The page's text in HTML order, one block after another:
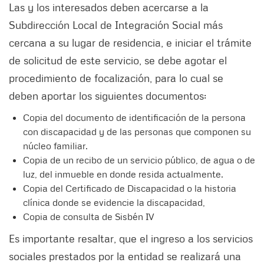
Las y los interesados deben acercarse a la
Subdirección Local de Integración Social más
cercana a su lugar de residencia, e iniciar el trámite
de solicitud de este servicio, se debe agotar el
procedimiento de focalización, para lo cual se
deben aportar los siguientes documentos:
Copia del documento de identificación de la persona
con discapacidad y de las personas que componen su
núcleo familiar.
Copia de un recibo de un servicio público, de agua o de
luz, del inmueble en donde resida actualmente.
Copia del Certificado de Discapacidad o la historia
clínica donde se evidencie la discapacidad,
Copia de consulta de Sisbén IV
Es importante resaltar, que el ingreso a los servicios
sociales prestados por la entidad se realizará una